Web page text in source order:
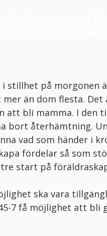
stillhet på morgonen
mer än dom flesta.
att bli mamma. I den
bort återhämtning.
vad som händer i
fördelar så som
start på
ska vara
7 få möjlighet att